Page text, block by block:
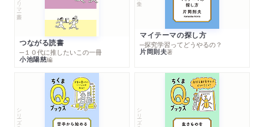
つながる読書
─１０代に推したいこの一冊
小池陽慈編
マイテーマの探し方
─探究学習ってどうやるの？
片岡則夫著
シリーズ・全集 シリーズ・全集